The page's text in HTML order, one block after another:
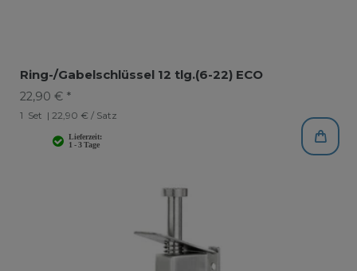
Ring-/Gabelschlüssel 12 tlg.(6-22) ECO
22,90 € *
1 Set | 22,90 € / Satz